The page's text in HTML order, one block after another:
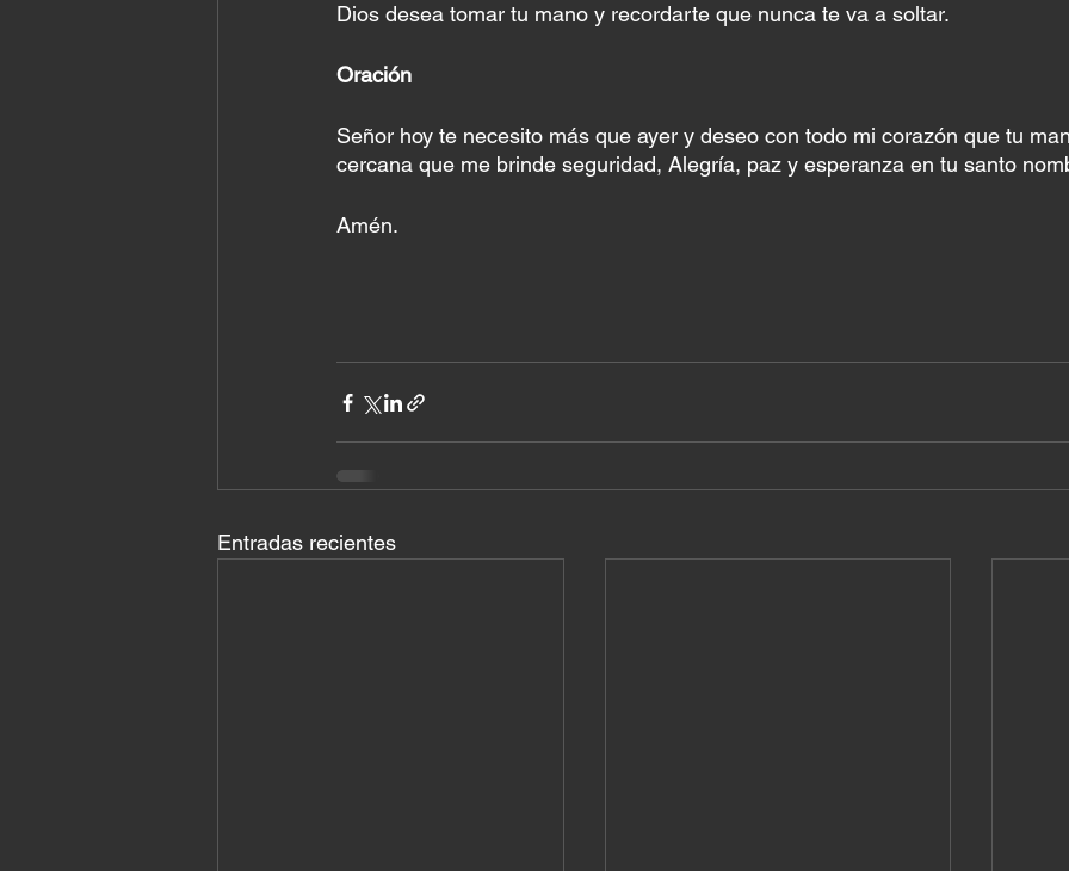
Dios desea tomar tu mano y recordarte que nunca te va a soltar.
Oración
Señor hoy te necesito más que ayer y deseo con todo mi corazón que tu
cercana que me brinde seguridad, Alegría, paz y esperanza en tu santo
Amén.
Entradas recientes